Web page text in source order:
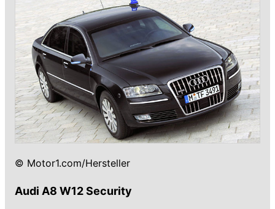
© Motor1.com/Hersteller
Audi A8 W12 Security